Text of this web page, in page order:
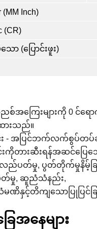
(MM Inch)
(CR)
ာ (ပြောင်းဖူး)
စ်အကြေးများကို 0 င်
းသည်။
ဒီဇိုင်း - အပြင်ဘက်
င်းကိုတားဆီးရန်အဆင်ပ
မြင့်လည်ပတ်မှု, ပွတ်တိုက်မှုနိ
ပတ်မှု, ဆူညံသံနည်း,
ဏိနှင့်တိကျသောပြုပြ
နေများ